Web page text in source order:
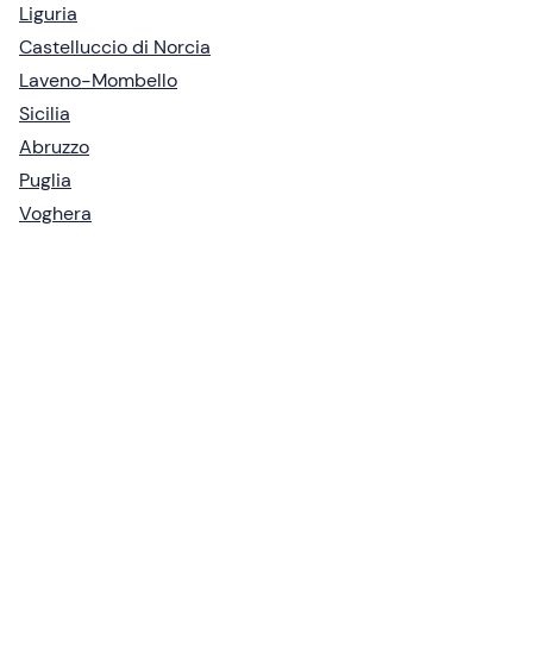
Liguria
Castelluccio di Norcia
Laveno-Mombello
Sicilia
Abruzzo
Puglia
Voghera